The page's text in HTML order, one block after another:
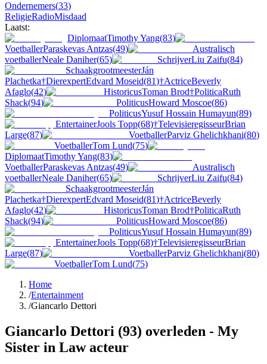
Ondernemers(33)
ReligieRadioMisdaad
Laatst:
DiplomaatTimothy Yang(83)
VoetballerParaskevas Antzas(49)
Australisch
voetballerNeale Daniher(65) SchrijverLiu Zaifu(84)
SchaakgrootmeesterJán
Plachetka†DierexpertEdvard Moseid(81)†ActriceBeverly
Afaglo(42) HistoricusToman Brod†PoliticaRuth
Shack(94) PoliticusHoward Moscoe(86)
PoliticusYusuf Hossain Humayun(89)
EntertainerJools Topp(68)†TelevisieregisseurBrian
Large(87) VoetballerParviz Ghelichkhani(80)
VoetballerTom Lund(75)
DiplomaatTimothy Yang(83)
VoetballerParaskevas Antzas(49)
Australisch
voetballerNeale Daniher(65) SchrijverLiu Zaifu(84)
SchaakgrootmeesterJán
Plachetka†DierexpertEdvard Moseid(81)†ActriceBeverly
Afaglo(42) HistoricusToman Brod†PoliticaRuth
Shack(94) PoliticusHoward Moscoe(86)
PoliticusYusuf Hossain Humayun(89)
EntertainerJools Topp(68)†TelevisieregisseurBrian
Large(87) VoetballerParviz Ghelichkhani(80)
VoetballerTom Lund(75)
Home
/Entertainment
/Giancarlo Dettori
Giancarlo Dettori (93) overleden - My
Sister in Law acteur